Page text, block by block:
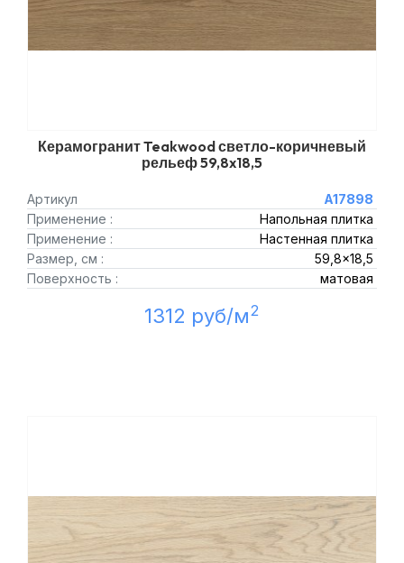
Керамогранит Teakwood светло-коричневый
рельеф 59,8x18,5
Артикул
A17898
Применение :
Напольная плитка
Применение :
Настенная плитка
Размер, см :
59,8x18,5
Поверхность :
матовая
1312 руб/м2